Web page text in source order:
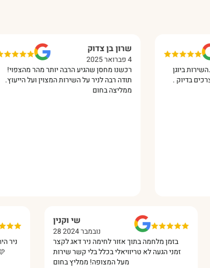
ביוגן
.
שרון בן צדוק
רכשנו מחסן שהגיע הרבה יותר מהר מהצפוי!
תודה רבה לניר על השירות המצוין ועל הייעוץ.
ממליצה בחום
שי וקנין
28 נובמבר 2024
בזמן מלחמה בתוך אזור לחימה ניר דאג לקצר
זמני הגעה לא טריוויאלי בכלל בלי קשר שירות
מעל המצופה! ממליץ בחום